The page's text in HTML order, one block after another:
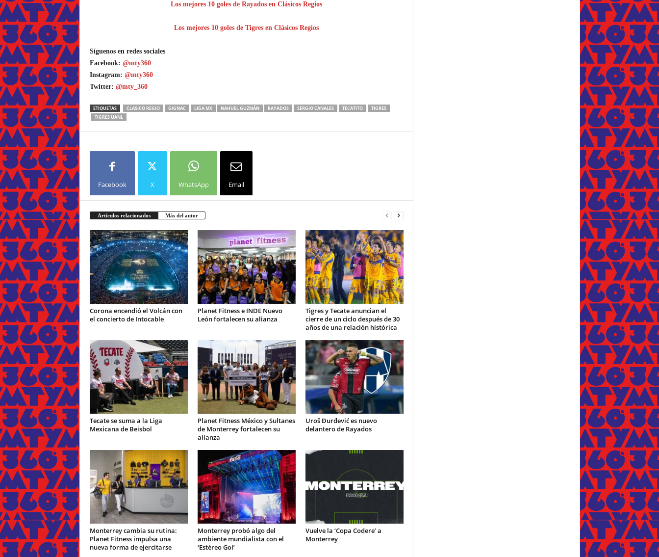
Los mejores 10 goles de Rayados en Clásicos Regios
Los mejores 10 goles de Tigres en Clásicos Regios
Síguenos en redes sociales
Facebook: @mty360
Instagram: @mty360
Twitter: @mty_360
ETIQUETAS CLASICO REGIO GIGNAC LIGA MX NAHUEL GUZMÁN RAYADOS SERGIO CANALES TECATITO
TIGRES
TIGRES UANL
Facebook X WhatsApp Email
Artículos relacionados Más del autor
Corona encendió el Volcán con
el concierto de Intocable
Planet Fitness e INDE Nuevo
León fortalecen su alianza
Tigres y Tecate anuncian el
cierre de un ciclo después de 30
años de una relación histórica
Tecate se suma a la Liga
Mexicana de Beisbol
Planet Fitness México y Sultanes
de Monterrey fortalecen su
alianza
Uroš Đurđević es nuevo
delantero de Rayados
Monterrey cambia su rutina:
Planet Fitness impulsa una
nueva forma de ejercitarse
Monterrey probó algo del
ambiente mundialista con el
‘Estéreo Gol’
Vuelve la ‘Copa Codere’ a
Monterrey